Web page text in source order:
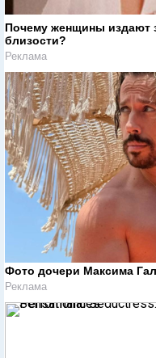
Почему женщины издают
близости?
Реклама
Фото дочери Максима
Реклама